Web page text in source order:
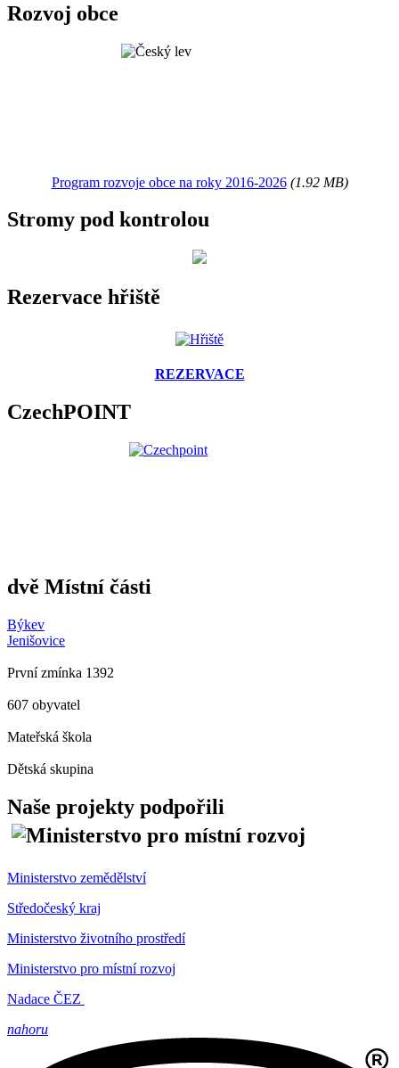
Rozvoj obce
Program rozvoje obce na roky 2016-2026(1.92 MB)
Stromy pod kontrolou
Rezervace hřiště
REZERVACE
CzechPOINT
dvě Místní části
Býkev
Jenišovice
První zmínka 1392
607 obyvatel
Mateřská škola
Dětská skupina
Naše projekty podpořili
Ministerstvo zemědělství
Středočeský kraj
Ministerstvo životního prostředí
Ministerstvo pro místní rozvoj
Nadace ČEZ
nahoru